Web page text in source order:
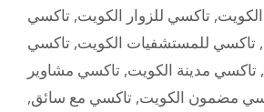
, تاكسي للزوار الكويت, تاكسي
, تاكسي للمستشفيات الكويت, تاكسي
, تاكسي مدينة الكويت, تاكسي مشاوير
مضمون الكويت, تاكسي مع سائق,